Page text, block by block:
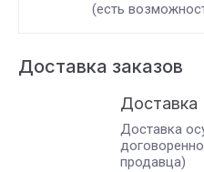
(есть
Доставка заказов
Доставка
Доставка
продавца)